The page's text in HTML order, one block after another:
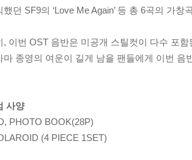
했던 SF9의 ‘Love Me Again’ 등 총 6곡의 가
, 이번 OST 음반은 미공개 스틸컷이 다수 포
마 종영의 여운이 길게 남을 팬들에게 이번
사양
PHOTO BOOK(28P)
(4 PIECE 1SET)